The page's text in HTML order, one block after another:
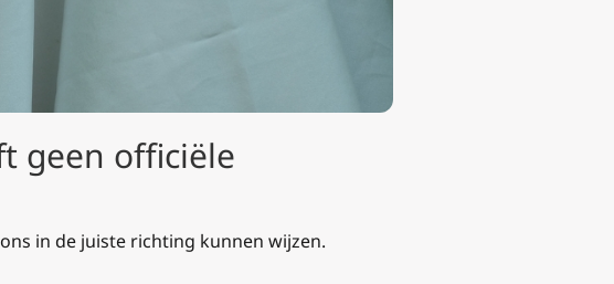
geen officiële
in de juiste richting kunnen wijzen.